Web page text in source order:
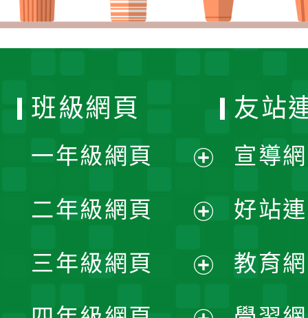
班級網頁
一年級網頁
開
選
單
二年級網頁
開
三年級網頁
友站
宣導
好站
教育